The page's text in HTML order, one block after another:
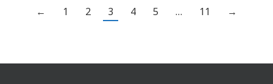
← 1 2 3 4 5 … 11 →